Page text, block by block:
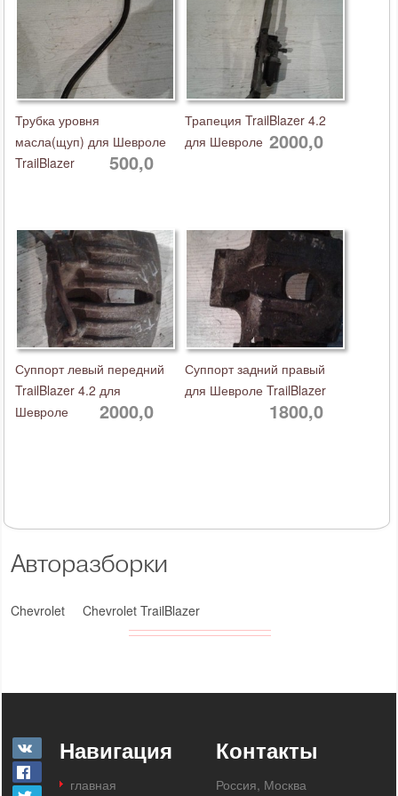
Авторазборки
Chevrolet Chevrolet TrailBlazer
Трубка уровня
масла(щуп) для Шевроле
TrailBlazer
500,0
Трапеция TrailBlazer 4.2
для Шевроле 2000,0
Суппорт левый передний
TrailBlazer 4.2 для
Шевроле
2000,0
Суппорт задний правый
для Шевроле TrailBlazer
1800,0
Навигация
главная
Контакты
Россия, Москва